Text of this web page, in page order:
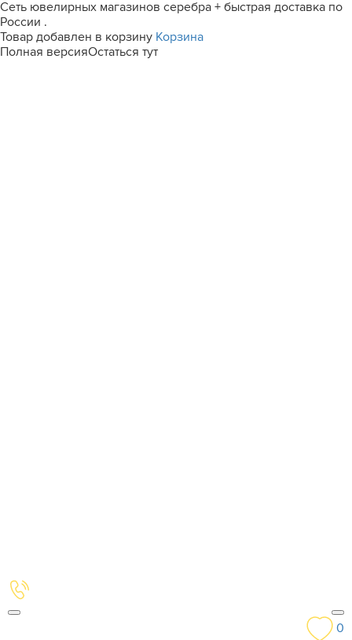
Сеть ювелирных магазинов серебра + быстрая доставка по
России .
Товар добавлен в корзину Корзина
Полная версияОстаться тут
0